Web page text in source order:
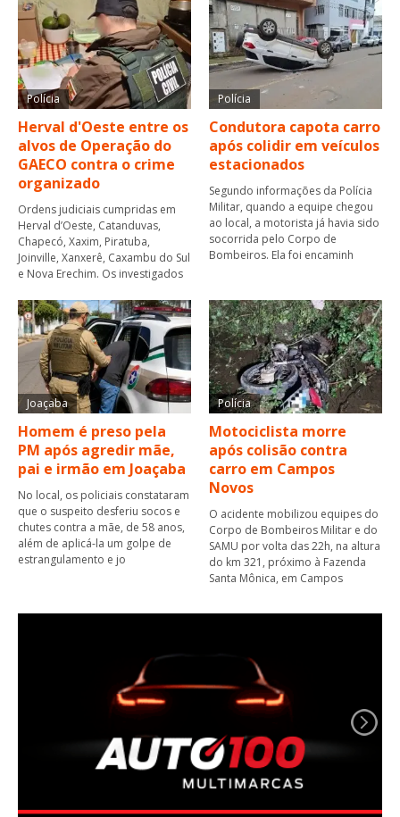
Polícia
Herval d'Oeste entre os
alvos de Operação do
GAECO contra o crime
organizado
Ordens judiciais cumpridas em
Herval d’Oeste, Catanduvas,
Chapecó, Xaxim, Piratuba,
Joinville, Xanxerê, Caxambu do Sul
e Nova Erechim. Os investigados
Polícia
Condutora capota carro
após colidir em veículos
estacionados
Segundo informações da Polícia
Militar, quando a equipe chegou
ao local, a motorista já havia sido
socorrida pelo Corpo de
Bombeiros. Ela foi encaminh
Joaçaba
Homem é preso pela
PM após agredir mãe,
pai e irmão em Joaçaba
No local, os policiais constataram
que o suspeito desferiu socos e
chutes contra a mãe, de 58 anos,
além de aplicá-la um golpe de
estrangulamento e jo
Polícia
Motociclista morre
após colisão contra
carro em Campos
Novos
O acidente mobilizou equipes do
Corpo de Bombeiros Militar e do
SAMU por volta das 22h, na altura
do km 321, próximo à Fazenda
Santa Mônica, em Campos